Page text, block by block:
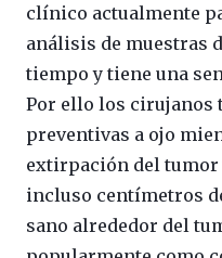
clínico actualmente
análisis de muestras
tiempo y tiene una
Por ello los cirujanos
preventivas a ojo
extirpación del
incluso centímetros
sano alrededor del